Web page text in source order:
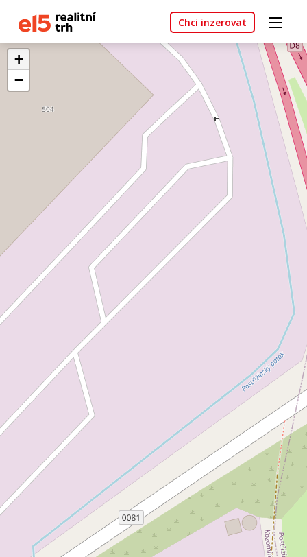
Chci inzerovat
+
−